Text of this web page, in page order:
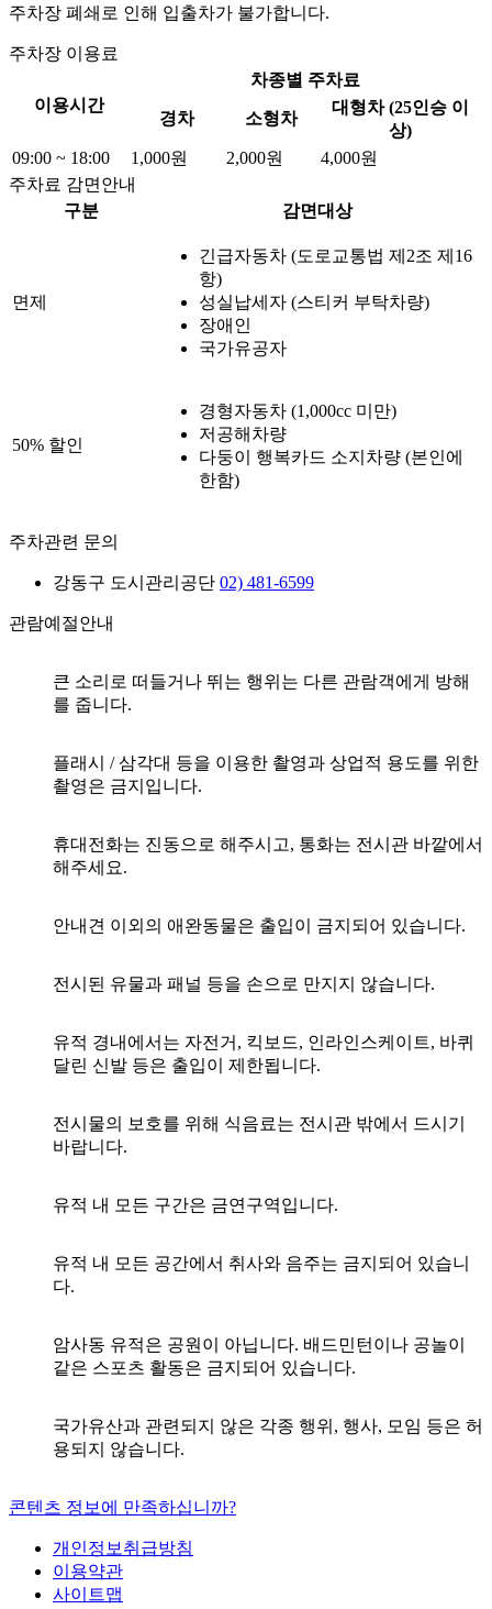
주차장 폐쇄로 인해 입출차가 불가합니다.
주차장 이용료
이용시간
차종별 주차료
경차 소형차
대형차 (25인승 이
상)
09:00 ~ 18:00
1,000원 2,000원
4,000원
주차료 감면안내
구분
감면대상
면제
긴급자동차 (도로교통법 제2조 제16
항)
성실납세자 (스티커 부탁차량)
장애인
국가유공자
50% 할인
경형자동차 (1,000cc 미만)
저공해차량
다둥이 행복카드 소지차량 (본인에
한함)
주차관련 문의
강동구 도시관리공단 02) 481-6599
관람예절안내
큰 소리로 떠들거나 뛰는 행위는 다른 관람객에게 방해
를 줍니다.
플래시 / 삼각대 등을 이용한 촬영과 상업적 용도를 위한
촬영은 금지입니다.
휴대전화는 진동으로 해주시고, 통화는 전시관 바깥에서
해주세요.
안내견 이외의 애완동물은 출입이 금지되어 있습니다.
전시된 유물과 패널 등을 손으로 만지지 않습니다.
유적 경내에서는 자전거, 킥보드, 인라인스케이트, 바퀴
달린 신발 등은 출입이 제한됩니다.
전시물의 보호를 위해 식음료는 전시관 밖에서 드시기
바랍니다.
유적 내 모든 구간은 금연구역입니다.
유적 내 모든 공간에서 취사와 음주는 금지되어 있습니
다.
암사동 유적은 공원이 아닙니다. 배드민턴이나 공놀이
같은 스포츠 활동은 금지되어 있습니다.
국가유산과 관련되지 않은 각종 행위, 행사, 모임 등은 허
용되지 않습니다.
콘텐츠 정보에 만족하십니까?
개인정보취급방침
이용약관
사이트맵